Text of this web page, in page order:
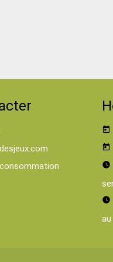
today
today
watch_later
watch_later